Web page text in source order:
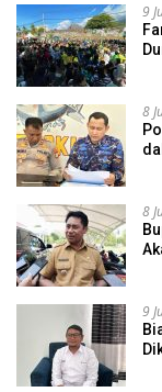
9
8
8
9